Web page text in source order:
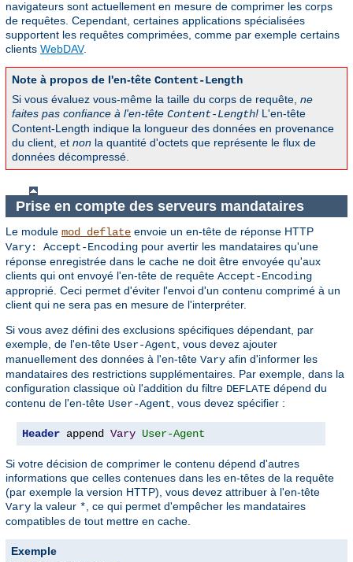
navigateurs sont actuellement en mesure de comprimer les corps
de requêtes. Cependant, certaines applications spécialisées
supportent les requêtes comprimées, comme par exemple certains
clients WebDAV.
Note à propos de l'en-tête Content-Length
Si vous évaluez vous-même la taille du corps de requête, ne
faites pas confiance à l'en-tête Content-Length! L'en-tête
Content-Length indique la longueur des données en provenance
du client, et non la quantité d'octets que représente le flux de
données décompressé.
Prise en compte des serveurs mandataires
Le module mod_deflate envoie un en-tête de réponse HTTP
Vary: Accept-Encoding pour avertir les mandataires qu'une
réponse enregistrée dans le cache ne doit être envoyée qu'aux
clients qui ont envoyé l'en-tête de requête Accept-Encoding
approprié. Ceci permet d'éviter l'envoi d'un contenu comprimé à un
client qui ne sera pas en mesure de l'interpréter.
Si vous avez défini des exclusions spécifiques dépendant, par
exemple, de l'en-tête User-Agent, vous devez ajouter
manuellement des données à l'en-tête Vary afin d'informer les
mandataires des restrictions supplémentaires. Par exemple, dans la
configuration classique où l'addition du filtre DEFLATE dépend du
contenu de l'en-tête User-Agent, vous devez spécifier :
Header append Vary User-Agent
Si votre décision de comprimer le contenu dépend d'autres
informations que celles contenues dans les en-têtes de la requête
(par exemple la version HTTP), vous devez attribuer à l'en-tête
Vary la valeur *, ce qui permet d'empêcher les mandataires
compatibles de tout mettre en cache.
Exemple